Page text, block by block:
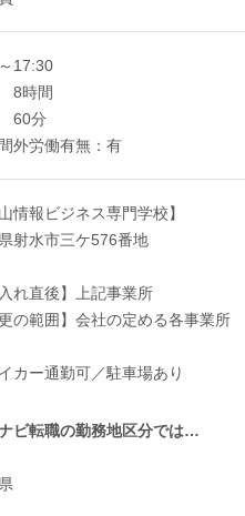
17:30
8時間
60分
外労働有無：有
情報ビジネス専門学校】
射水市三ケ576番地
れ直後】上記事業所
の範囲】会社の定める各事業所
カー通勤可／駐車場あり
ビ転職の勤務地区分では…